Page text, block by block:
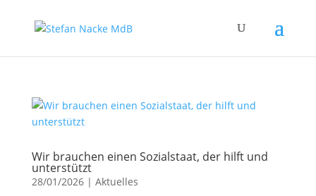
Wir brauchen einen Sozialstaat, der hilft und
unterstützt
28/01/2026| Aktuelles